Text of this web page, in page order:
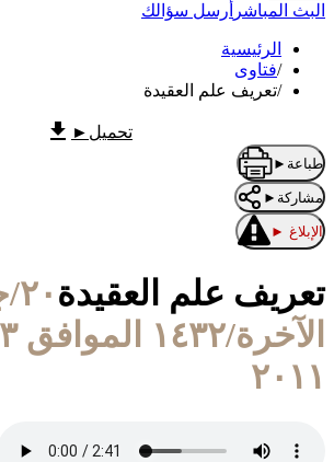
البث المباشر أرسل سؤالك
الرئيسية
/فتاوى
/تعريف علم العقيدة
تحميل ►
طباعة ►
مشاركة ►
الإبلاغ ►
تعريف علم العقيدة
٢٠١١